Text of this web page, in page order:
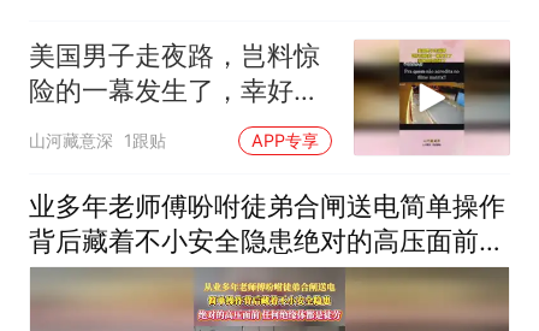
美国男子走夜路，岂料惊
险的一幕发生了，幸好命
捡回来了
山河藏意深 1跟贴 APP专享
业多年老师傅吩咐徒弟合闸送电简单操作
背后藏着不小安全隐患绝对的高压面前
任何绝缘体都是徒劳